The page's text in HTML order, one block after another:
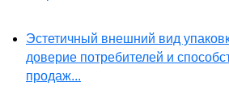
Эстетичный внешний вид
доверие потребителей и
продаж...